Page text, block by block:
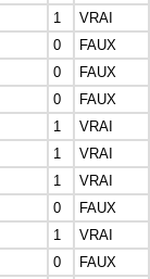
1
VRAI
0
FAUX
0
FAUX
0
FAUX
1
VRAI
1
VRAI
1
VRAI
0
FAUX
1
VRAI
0
FAUX